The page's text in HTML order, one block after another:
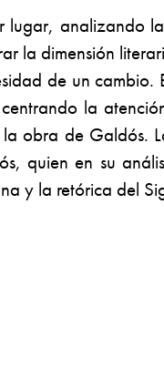
analizando
dimensión
de un cambio.
la
obra de Galdós.
quien en su
y la retórica del